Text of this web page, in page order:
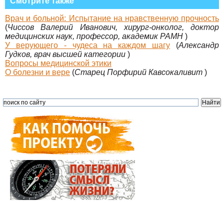
Врач и больной: Испытание на нравственную прочность
(Чиссов Валерий Иванович, хирург-онколог, доктор
медицинских наук, профессор, академик РАМН )
У верующего - чудеса на каждом шагу (Александр
Гудков, врач высшей категории )
Вопросы медицинской этики
О болезни и вере (Старец Порфирий Кавсокаливит )